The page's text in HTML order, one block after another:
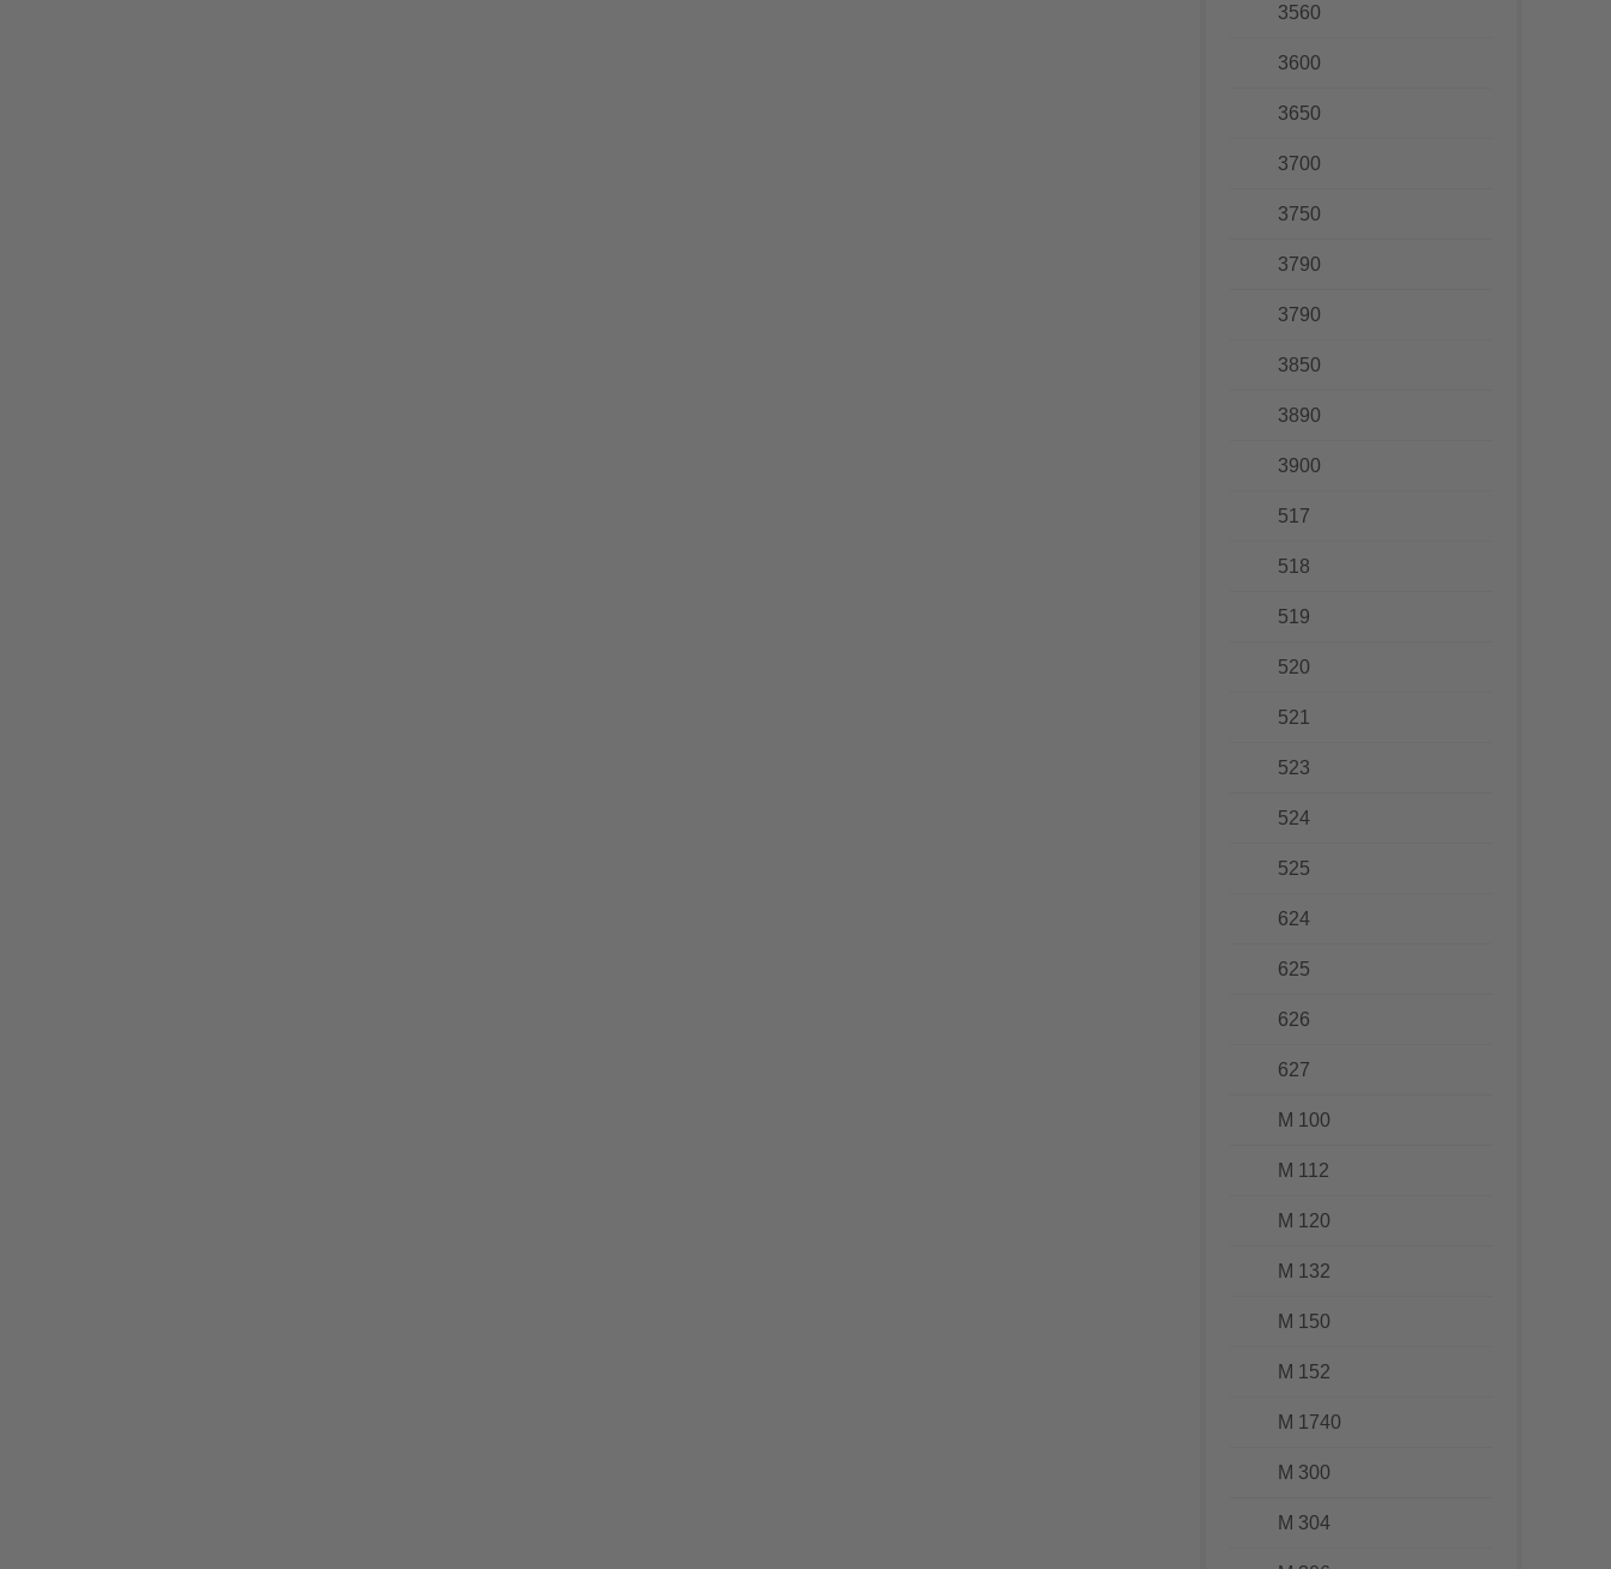
3560
3600
3650
3700
3750
3790
3790
3850
3890
3900
517
518
519
520
521
523
524
525
624
625
626
627
M 100
M 112
M 120
M 132
M 150
M 152
M 1740
M 300
M 304